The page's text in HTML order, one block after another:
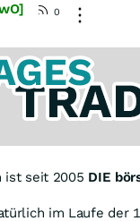
0
ist seit 2005 DIE
im Laufe der